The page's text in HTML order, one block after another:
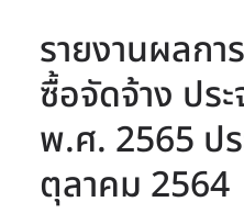
รายงานผลกา
ซื้อจัดจ้าง ปร
พ.ศ. 2565 ปร
ตุลาคม 2564